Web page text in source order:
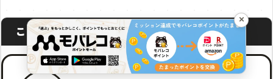
この記事を書いた人 (編集：モバレコ編集部)
×